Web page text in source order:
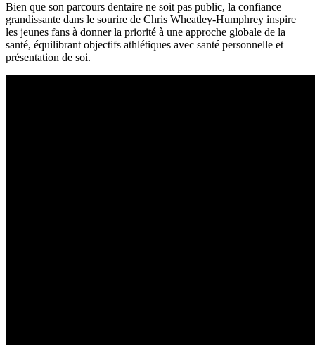
Bien que son parcours dentaire ne soit pas public, la confiance
grandissante dans le sourire de Chris Wheatley-Humphrey inspire
les jeunes fans à donner la priorité à une approche globale de la
santé, équilibrant objectifs athlétiques avec santé personnelle et
présentation de soi.